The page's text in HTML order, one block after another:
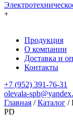
+
Продукция
О компании
Доставка и
Контакты
+7 (952) 391-76-31
olevala-
Главная /Каталог /
PD